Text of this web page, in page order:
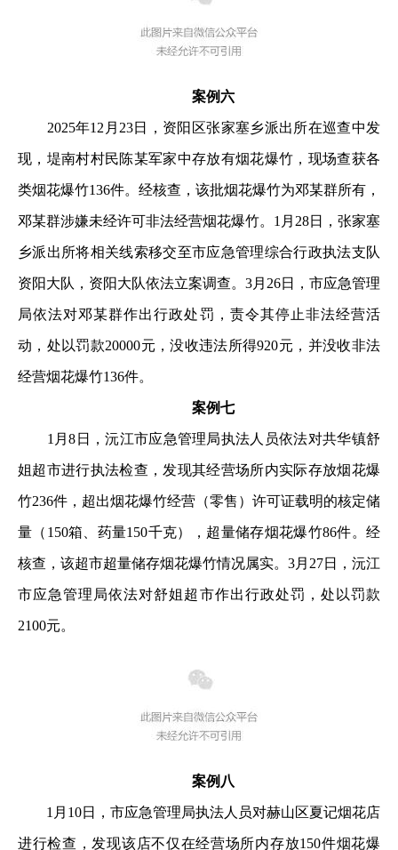
案例六
2025年12月23日，资阳区张家塞乡派出所在巡查中发
现，堤南村村民陈某军家中存放有烟花爆竹，现场查获各
类烟花爆竹136件。经核查，该批烟花爆竹为邓某群所有，
邓某群涉嫌未经许可非法经营烟花爆竹。1月28日，张家塞
乡派出所将相关线索移交至市应急管理综合行政执法支队
资阳大队，资阳大队依法立案调查。3月26日，市应急管理
局依法对邓某群作出行政处罚，责令其停止非法经营活
动，处以罚款20000元，没收违法所得920元，并没收非法
经营烟花爆竹136件。
案例七
1月8日，沅江市应急管理局执法人员依法对共华镇舒
姐超市进行执法检查，发现其经营场所内实际存放烟花爆
竹236件，超出烟花爆竹经营（零售）许可证载明的核定储
量（150箱、药量150千克），超量储存烟花爆竹86件。经
核查，该超市超量储存烟花爆竹情况属实。3月27日，沅江
市应急管理局依法对舒姐超市作出行政处罚，处以罚款
2100元。
案例八
1月10日，市应急管理局执法人员对赫山区夏记烟花店
进行检查，发现该店不仅在经营场所内存放150件烟花爆